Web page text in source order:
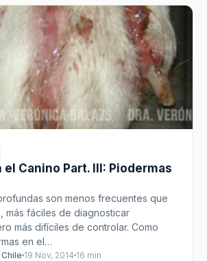
el Canino Part. III: Piodermas
son menos frecuentes que
más fáciles de diagnosticar
más difíciles de controlar. Como
en el…
19 Nov, 2014 16 min